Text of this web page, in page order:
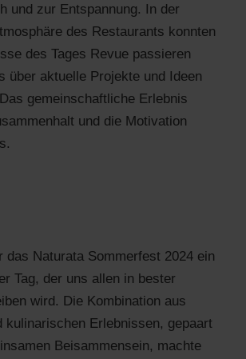
und zur Entspannung. In der
des Restaurants konnten
des Tages Revue passieren
über aktuelle Projekte und Ideen
gemeinschaftliche Erlebnis
und die Motivation
das Naturata Sommerfest 2024 ein
Tag, der uns allen in bester
wird. Die Kombination aus
kulinarischen Erlebnissen, gepaart
Beisammensein, machte